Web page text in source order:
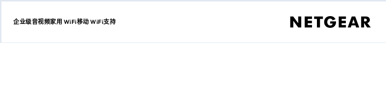
跳
企业级音视频家用 WiFi移动 WiFi支持